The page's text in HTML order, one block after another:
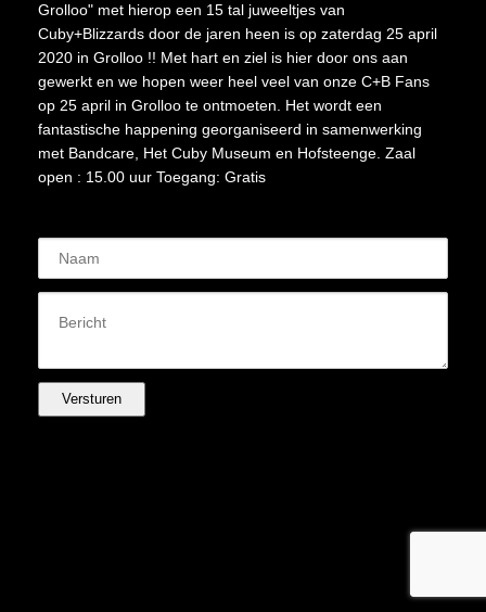
Grolloo" met hierop een 15 tal juweeltjes van
Cuby+Blizzards door de jaren heen is op zaterdag 25 april
2020 in Grolloo !! Met hart en ziel is hier door ons aan
gewerkt en we hopen weer heel veel van onze C+B Fans
op 25 april in Grolloo te ontmoeten. Het wordt een
fantastische happening georganiseerd in samenwerking
met Bandcare, Het Cuby Museum en Hofsteenge. Zaal
open : 15.00 uur Toegang: Gratis
Versturen